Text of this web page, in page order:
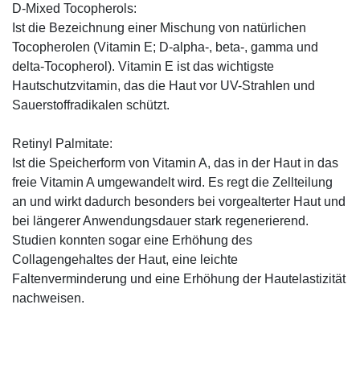
D-Mixed Tocopherols:
Ist die Bezeichnung einer Mischung von natürlichen
Tocopherolen (Vitamin E; D-alpha-, beta-, gamma und
delta-Tocopherol). Vitamin E ist das wichtigste
Hautschutzvitamin, das die Haut vor UV-Strahlen und
Sauerstoffradikalen schützt.
Retinyl Palmitate:
Ist die Speicherform von Vitamin A, das in der Haut in das
freie Vitamin A umgewandelt wird. Es regt die Zellteilung
an und wirkt dadurch besonders bei vorgealterter Haut und
bei längerer Anwendungsdauer stark regenerierend.
Studien konnten sogar eine Erhöhung des
Collagengehaltes der Haut, eine leichte
Faltenverminderung und eine Erhöhung der Hautelastizität
nachweisen.